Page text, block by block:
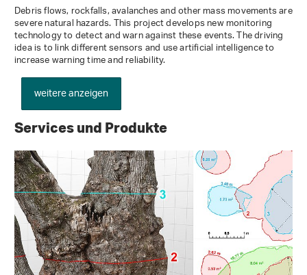
Debris flows, rockfalls, avalanches and other mass movements are
severe natural hazards. This project develops new monitoring
technology to detect and warn against these events. The driving
idea is to link different sensors and use artificial intelligence to
increase warning time and reliability.
weitere anzeigen
Services und Produkte